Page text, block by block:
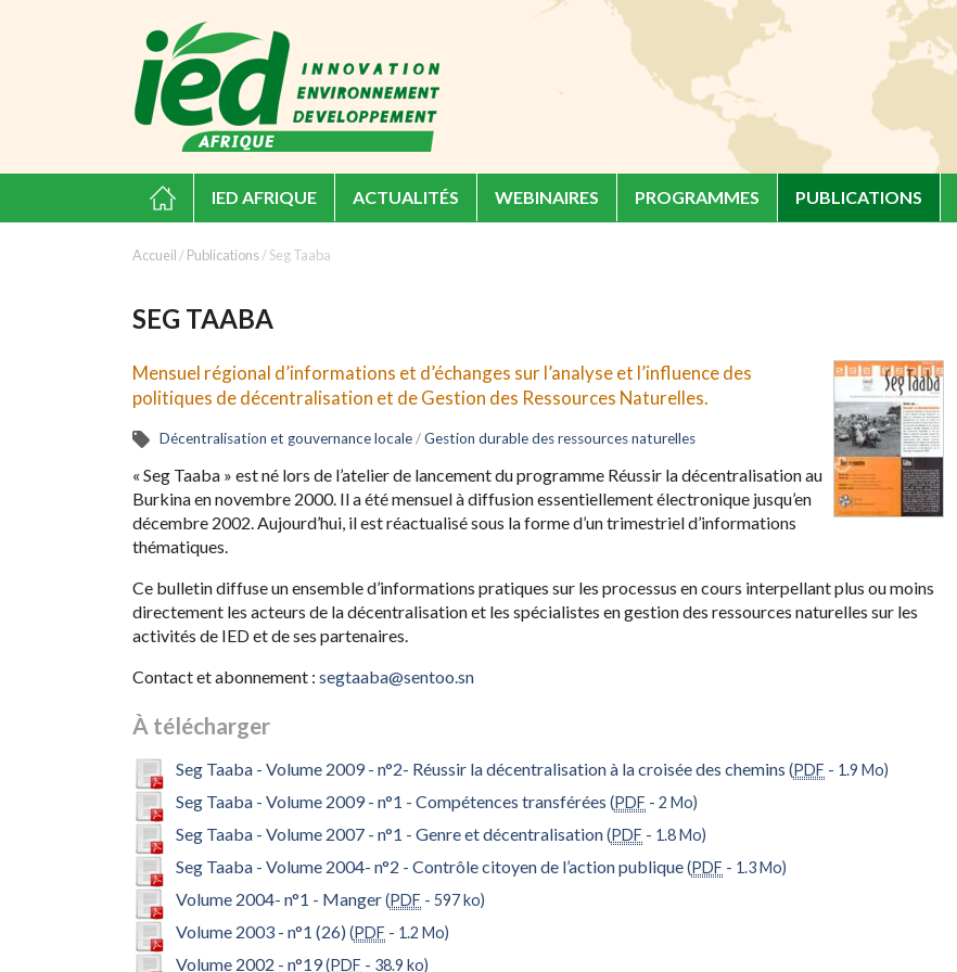
IED AFRIQUE ACTUALITÉS WEBINAIRES PROGRAMMES PUBLICATIONS
Accueil/Publications/Seg Taaba
SEG TAABA
Mensuel régional d’informations et d’échanges sur l’analyse et l’influence des
politiques de décentralisation et de Gestion des Ressources Naturelles.
Décentralisation et gouvernance locale/Gestion durable des ressources naturelles
« Seg Taaba » est né lors de l’atelier de lancement du programme Réussir la décentralisation au
Burkina en novembre 2000. Il a été mensuel à diffusion essentiellement électronique jusqu’en
décembre 2002. Aujourd’hui, il est réactualisé sous la forme d’un trimestriel d’informations
thématiques.
Ce bulletin diffuse un ensemble d’informations pratiques sur les processus en cours interpellant plus ou moins
directement les acteurs de la décentralisation et les spécialistes en gestion des ressources naturelles sur les
activités de IED et de ses partenaires.
Contact et abonnement : segtaaba@sentoo.sn
À télécharger
Seg Taaba - Volume 2009 - n°2- Réussir la décentralisation à la croisée des chemins (PDF - 1.9 Mo)
Seg Taaba - Volume 2009 - n°1 - Compétences transférées (PDF - 2 Mo)
Seg Taaba - Volume 2007 - n°1 - Genre et décentralisation(PDF - 1.8 Mo)
Seg Taaba - Volume 2004- n°2 - Contrôle citoyen de l’action publique(PDF - 1.3 Mo)
Volume 2004- n°1 - Manger(PDF - 597 ko)
Volume 2003 - n°1 (26) (PDF - 1.2 Mo)
Volume 2002 - n°19(PDF - 38.9 ko)